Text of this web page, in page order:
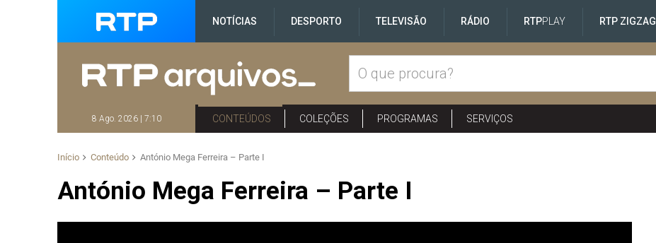
NOTÍCIAS DESPORTO TELEVISÃO RÁDIO RTPPLAY RTP ZIGZAG
8 Ago. 2026 | 7:10 CONTEÚDOS COLEÇÕES PROGRAMAS SERVIÇOS
Início Conteúdo António Mega Ferreira – Parte I
António Mega Ferreira – Parte I